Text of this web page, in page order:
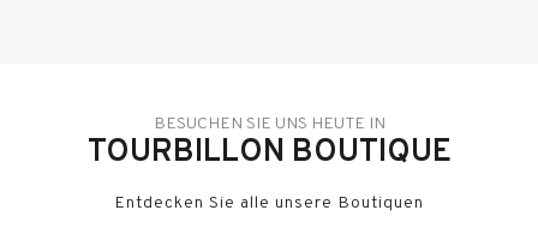
BESUCHEN SIE UNS HEUTE IN
TOURBILLON BOUTIQUE
Entdecken Sie alle unsere Boutiquen